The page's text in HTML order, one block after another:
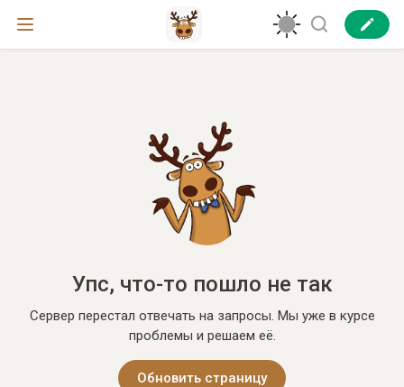
Упс, что-то пошло не так
Сервер перестал отвечать на запросы. Мы уже в курсе
проблемы и решаем её.
Обновить страницу